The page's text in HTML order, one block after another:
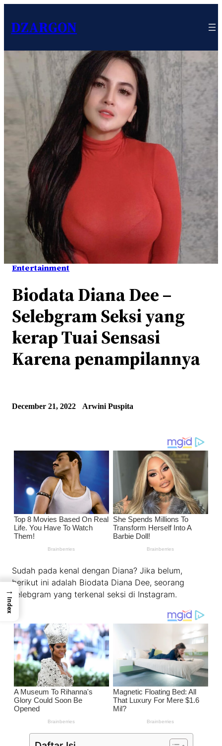
DZARGON
Entertainment
Biodata Diana Dee –
Selebgram Seksi yang
kerap Tuai Sensasi
Karena penampilannya
December 21, 2022 Arwini Puspita
Sudah pada kenal dengan Diana? Jika belum,
berikut ini adalah Biodata Diana Dee, seorang
selebgram yang terkenal seksi di Instagram.
→
Index